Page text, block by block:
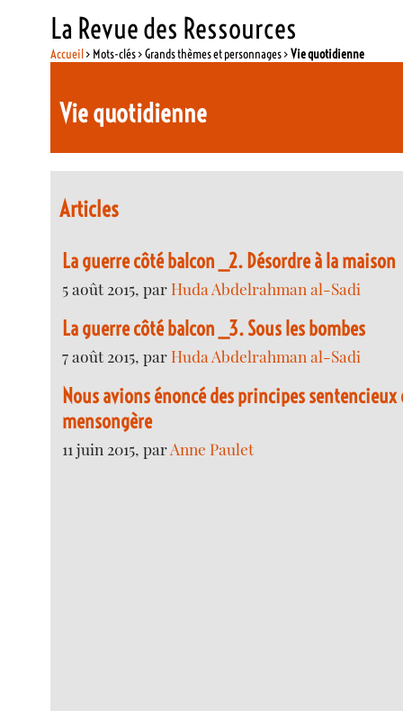
La Revue des Ressources
Accueil> Mots-clés > Grands thèmes et personnages >Vie quotidienne
Vie quotidienne
Articles
La guerre côté balcon _2. Désordre à la maison
5 août 2015, parHuda Abdelrahman al-Sadi
La guerre côté balcon _3. Sous les bombes
7 août 2015, parHuda Abdelrahman al-Sadi
Nous avions énoncé des principes sentencieux
mensongère
11 juin 2015, parAnne Paulet